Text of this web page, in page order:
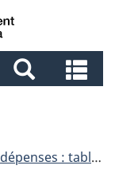
et
de données